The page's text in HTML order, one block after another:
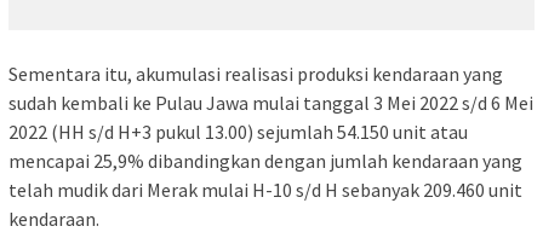
Sementara itu, akumulasi realisasi produksi kendaraan yang
sudah kembali ke Pulau Jawa mulai tanggal 3 Mei 2022 s/d 6 Mei
2022 (HH s/d H+3 pukul 13.00) sejumlah 54.150 unit atau
mencapai 25,9% dibandingkan dengan jumlah kendaraan yang
telah mudik dari Merak mulai H-10 s/d H sebanyak 209.460 unit
kendaraan.